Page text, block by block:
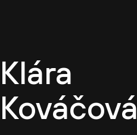
Klára
Kováčová